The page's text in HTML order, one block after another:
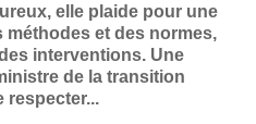
elle plaide pour une
et des normes,
interventions. Une
de la transition
respecter...